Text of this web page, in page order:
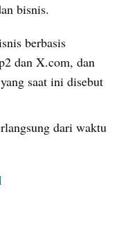
bisnis.
berbasis
dan X.com, dan
saat ini disebut
dari waktu